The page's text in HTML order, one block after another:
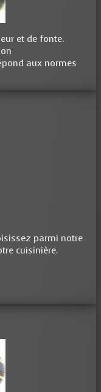
et de fonte.
aux normes
parmi notre
cuisinière.